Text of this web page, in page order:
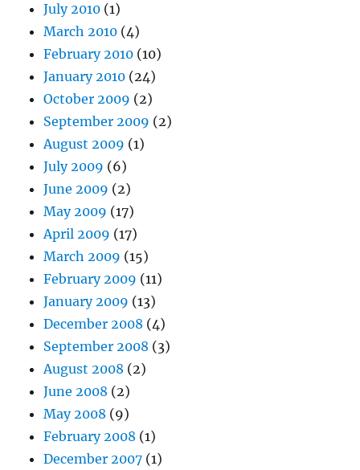
July 2010 (1)
March 2010 (4)
February 2010 (10)
January 2010 (24)
October 2009 (2)
September 2009 (2)
August 2009 (1)
July 2009 (6)
June 2009 (2)
May 2009 (17)
April 2009 (17)
March 2009 (15)
February 2009 (11)
January 2009 (13)
December 2008 (4)
September 2008 (3)
August 2008 (2)
June 2008 (2)
May 2008 (9)
February 2008 (1)
December 2007 (1)